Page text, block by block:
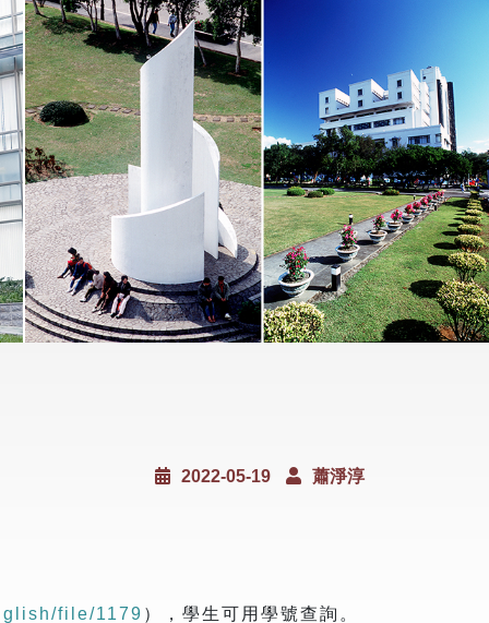
2022-05-19 蕭淨淳
file/1179 ），學生可用學號查詢。